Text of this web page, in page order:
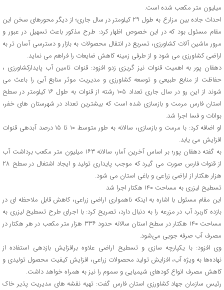
میلیون متر مکعب شده است.
احداث جاده بین مزارع به طول ۲۹ کیلومتر در سال جاری؛ از دیگر محورهای سخن این
مقام مسئول بود که در این خصوص اظهار کرد: طرح مذکور باعث تسهیل در عبور و
مرور ماشین آلات کشاورزی، تسریع در انتقال محصولات به بازار و دسترسی آسان تر به
اراضی کشاورزی می شود و از طرفی زمینه کاهش ضایعات را فراهم می نماید.
دهقان پور به اهمیت قنوات نیز گریزی زدو افزود: قنوات تامین آب پایدارکشاورزی ،
حفاظت از منابع طبیعی و توسعه کشاورزی و مدیریت موثر منابع آبی را باعث می
شوند از این رو در سال جاری تعداد ۱۰۵ رشته از قنوات به طول ۱۶ کیلومتر در سطح
استان فارس مرمت و بازسازی شده است که بیشترین تعداد در شهرستان های خفر،
بوانات و فسا اجرا شد.
او اضافه کرد: با مرمت و بازسازی، سالانه به طور متوسط ۱۰ تا ۱۵ درصد آبدهی قنوات‌
افزایش می یابد.
به گفته دهقان پور؛ بر اساس آخرین آمار، سالانه ۱۶۳ میلیون متر مکعب برداشت آب
از قنوات فارس صورت می گیرد که موجب پایداری تولید و ایجاد اشتغال در سطح ۲۸
هزار هکتار از اراضی زراعی و باغی استان می شود.
تسطیح لیزری به مساحت ۱۴۰ هکتار اجرا شد
این مقام مسئول با اشاره به اینکه ناهمواری اراضی زراعی، کاهش قابل ملاحظه ای در
بازده کاربرد آب در مزرعه را به دنبال دارد، تصریح کرد: با اجرای طرح تسطیح لیزری به
مساحت ۱۴۰ هکتار در سطح استان سالانه حدود ۳۳۶ هزار متر مکعب در هر هکتار در
مصرف آب صرفه جویی می‌شود.
وی افزود: با یکپارچه سازی و تسطیح اراضی علاوه برافزایش بازدهی استفاده از
نهاده‌ها به ویژه آب، افزایش تولید محصولات زراعی، افزایش کیفیت محصول تولیدی و
کاهش مصرف انواع کود‌های شیمیایی و سموم را نیز به همراه خواهد داشت.
رئیس سازمان جهاد کشاورزی استان فارس گفت: تهیه نقشه های مدیریت پذیر خاک